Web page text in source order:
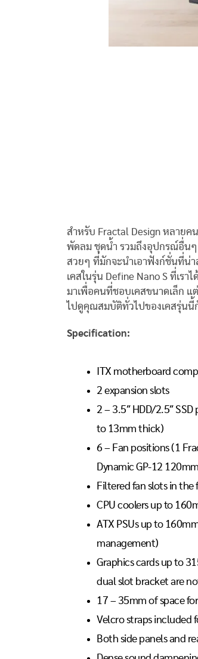
สำหรับ Fractal Design หลายค
พัดลม ชุดน้ำ รวมถึงอุปกรณ์อื่นๆ
สวยๆ ที่มักจะนำเอาฟังก์ชั่นที่น่า
เคสในรุ่น Define Nano S ที่เร
มาเพื่อคนที่ชอบเคสขนาดเล็ก แ
ไปดูคุณสมบัติทั่วไปของเคสรุ่น
Specification:
ITX motherboard
2 expansion slots
2 – 3.5″ HDD/2.5″
to 13mm thick)
6 – Fan positions (1
Dynamic GP-12
Filtered fan slots in
CPU coolers up to
ATX PSUs up to
management)
Graphics cards up to
dual slot bracket are
17 – 35mm of space
Velcro straps included
Both side panels and